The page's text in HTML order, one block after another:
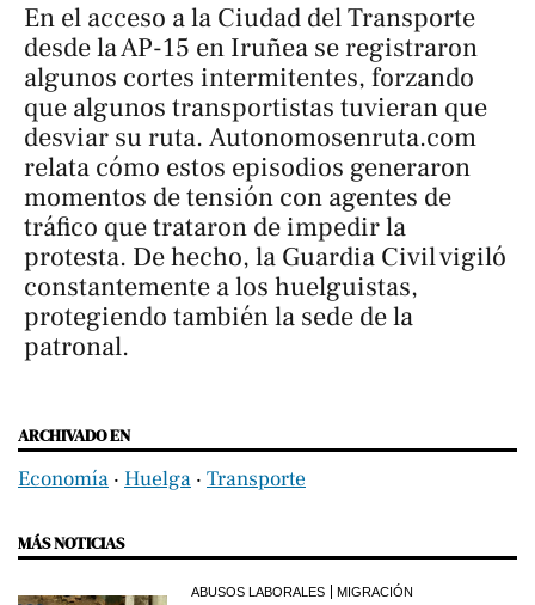
En el acceso a la Ciudad del Transporte
desde la AP-15 en Iruñea se registraron
algunos cortes intermitentes, forzando
que algunos transportistas tuvieran que
desviar su ruta. Autonomosenruta.com
relata cómo estos episodios generaron
momentos de tensión con agentes de
tráfico que trataron de impedir la
protesta. De hecho, la Guardia Civil vigiló
constantemente a los huelguistas,
protegiendo también la sede de la
patronal.
ARCHIVADO EN
Economía ‧ Huelga ‧ Transporte
MÁS NOTICIAS
ABUSOS LABORALES MIGRACIÓN